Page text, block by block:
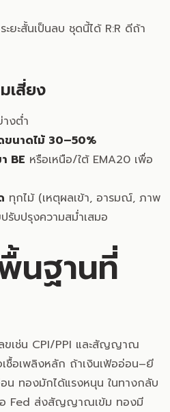
ยะสั้นเป็นลบ ชุดนี้ได้ R:R ดีถ้า
เสี่ยง
างต่ำ
ขนาดไม้ 30–50%
BE หรือเหนือ/ใต้ EMA20 เพื่อ
ทุกไม้ (เหตุผลเข้า, อารมณ์, ภาพ
รับปรุงความสม่ำเสมอ
นฐานที่
ขเช่น CPI/PPI และสัญญาณ
ชื้อเพลิงหลัก ถ้าเงินเฟ้ออ่อน–ยี
น ทองมักได้แรงหนุน ในทางกลับ
อ Fed ส่งสัญญาณเข้ม ทองมี